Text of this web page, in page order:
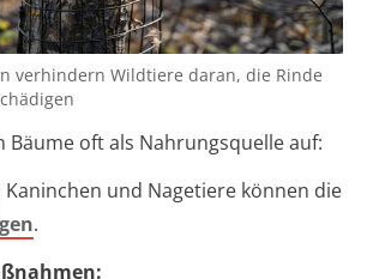
verhindern Wildtiere daran, die Rinde
Bäume oft als Nahrungsquelle auf:
Kaninchen und Nagetiere können die
.